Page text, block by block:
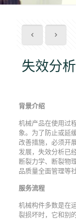
失效分析
背景介绍
机械产品在使用过
象。为了防止或延
改善措施，必须开
发展，失效分析已
断裂力学、断裂物
品质量全面管理等
服务流程
机械构件多数是在
裂损坏时，它和别